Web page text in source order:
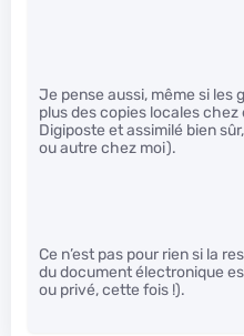
Je pense aussi, même si les
plus des copies locales
Digiposte et assimilé bien
ou autre chez moi).
Ce n’est pas pour rien si la
du document électronique
ou privé, cette fois !).